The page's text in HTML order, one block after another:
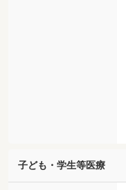
子ども・学生等医療